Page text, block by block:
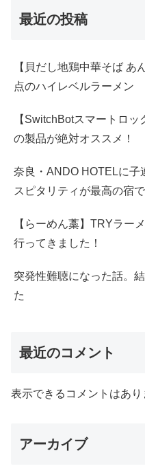
最近の投稿
【貝だし地鶏中華そば あ
点のハイレベルラーメン
【SwitchBotスマートロ
の製品が絶対オススメ！
奈良・ANDO HOTELに子
スピタリティが最高の宿
【らーめん藁】TRYラー
行ってきました！
突発性難聴になった話。
た
最近のコメント
表示できるコメントはあり
アーカイブ